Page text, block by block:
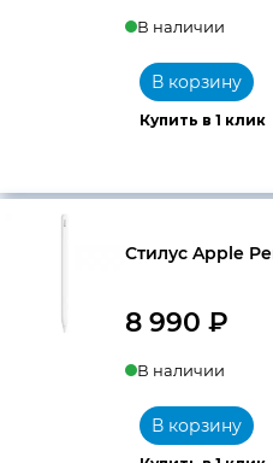
В наличии
Купить в 1 клик
В корзину
Стилус Apple
8 990 ₽
В наличии
В корзину